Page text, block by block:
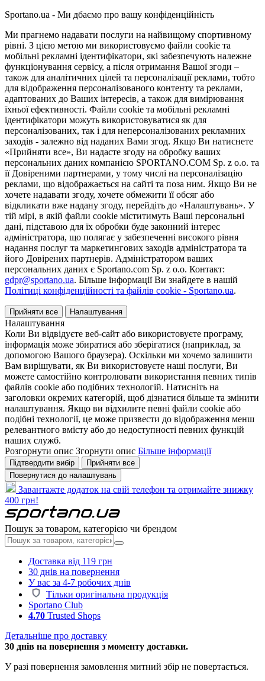
Sportano.ua - Ми дбаємо про вашу конфіденційність
Ми прагнемо надавати послуги на найвищому спортивному
рівні. З цією метою ми використовуємо файли cookie та
мобільні рекламні ідентифікатори, які забезпечують належне
функціонування сервісу, а після отримання Вашої згоди –
також для аналітичних цілей та персоналізації реклами, тобто
для відображення персоналізованого контенту та реклами,
адаптованих до Ваших інтересів, а також для вимірювання
їхньої ефективності. Файли cookie та мобільні рекламні
ідентифікатори можуть використовуватися як для
персоналізованих, так і для неперсоналізованих рекламних
заходів - залежно від наданих Вами згод. Якщо Ви натиснете
«Прийняти все», Ви надасте згоду на обробку ваших
персональних даних компанією SPORTANO.COM Sp. z o.o. та
її Довіреними партнерами, у тому числі на персоналізацію
реклами, що відображається на сайті та поза ним. Якщо Ви не
хочете надавати згоду, хочете обмежити її обсяг або
відкликати вже надану згоду, перейдіть до «Налаштувань». У
тій мірі, в якій файли cookie міститимуть Ваші персональні
дані, підставою для їх обробки буде законний інтерес
адміністратора, що полягає у забезпеченні високого рівня
надання послуг та маркетингових заходів адміністратора та
його Довірених партнерів. Адміністратором ваших
персональних даних є Sportano.com Sp. z o.o. Контакт:
gdpr@sportano.ua. Більше інформації Ви знайдете в нашій
Політиці конфіденційності та файлів cookie - Sportano.ua.
Прийняти все Налаштування
Налаштування
Коли Ви відвідуєте веб-сайт або використовуєте програму,
інформація може збиратися або зберігатися (наприклад, за
допомогою Вашого браузера). Оскільки ми хочемо залишити
Вам вирішувати, як Ви використовуєте наші послуги, Ви
можете самостійно контролювати використання певних типів
файлів cookie або подібних технологій. Натисніть на
заголовки окремих категорій, щоб дізнатися більше та змінити
налаштування. Якщо ви відхилите певні файли cookie або
подібні технології, це може призвести до відображення менш
релевантного вмісту або до недоступності певних функцій
наших служб.
Розгорнути опис Згорнути опис Більше інформації
Підтвердити вибір
Прийняти все
Повернутися до налаштувань
Завантажте додаток на свій телефон та отримайте знижку
400 грн!
Пошук за товаром, категорією чи брендом
Доставка від 119 грн
30 днів на повернення
У вас за 4-7 робочих днів
Тільки оригінальна продукція
Sportano Club
4.70 Trusted Shops
Детальніше про доставку
30 днів на повернення з моменту доставки.
У разі повернення замовлення митний збір не повертається.